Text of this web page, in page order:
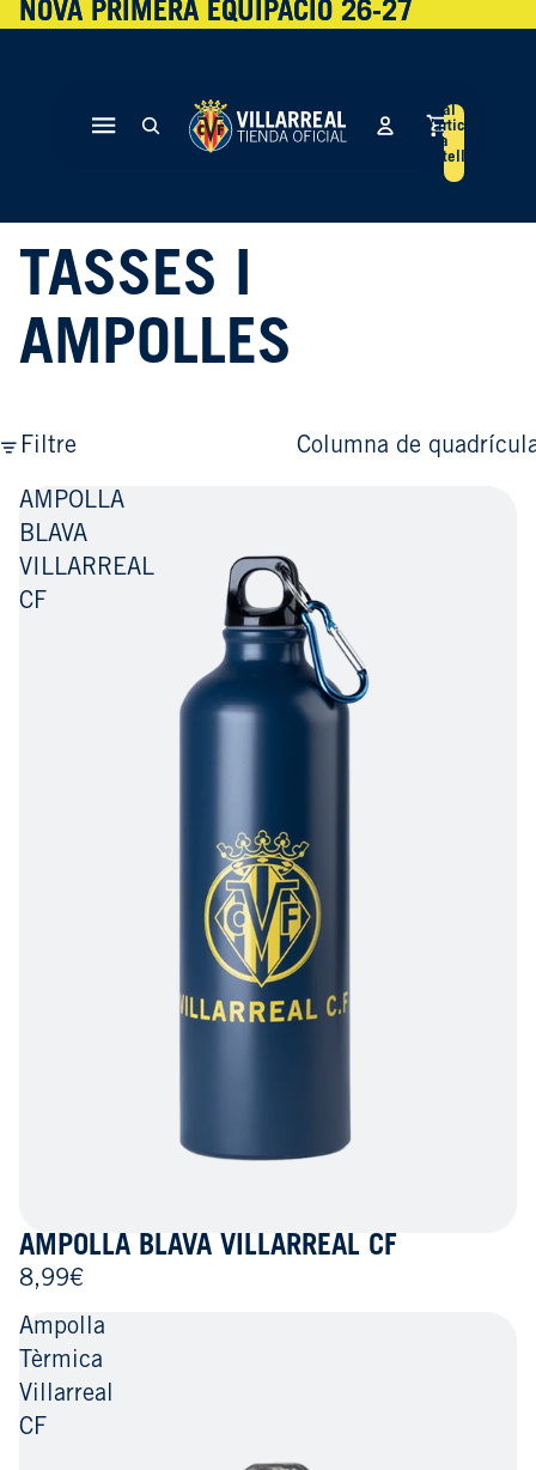
NOVA PRIMERA EQUIPACIÓ 26-27
NOVA PRIMERA EQUIPACIÓ 26-27
Total
d'articles
a la
cistella:
TASSES I
AMPOLLES
Filtre Columna de
AMPOLLA
BLAVA
VILLARREAL
CF
AMPOLLA BLAVA VILLARREAL CF
8,99€
Ampolla
Tèrmica
Villarreal
CF